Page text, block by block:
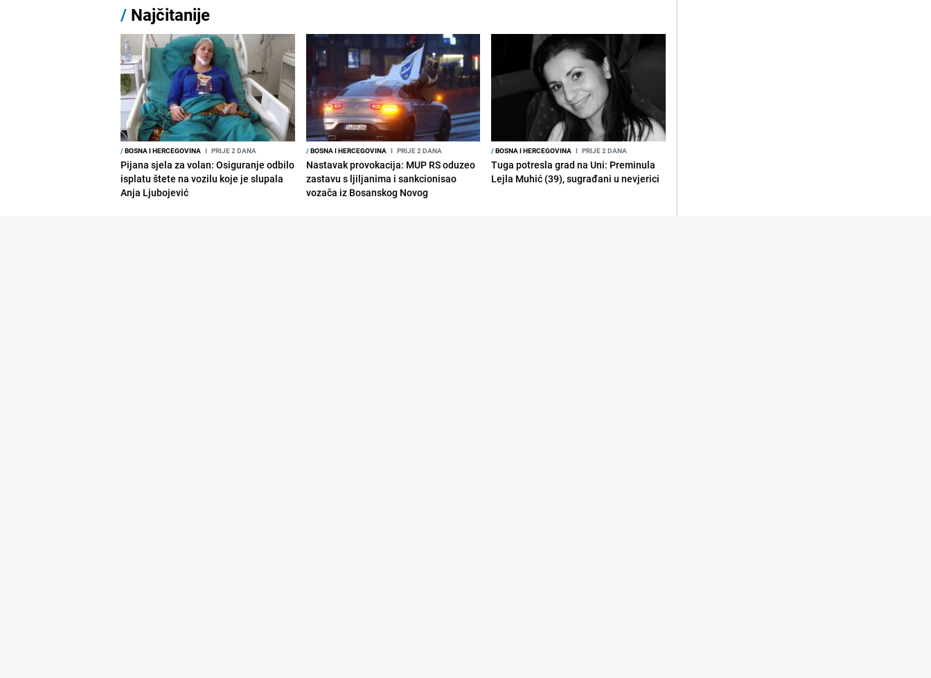
/ Najčitanije
/BOSNA I HERCEGOVINA I PRIJE 2 DANA
Pijana sjela za volan: Osiguranje odbilo
isplatu štete na vozilu koje je slupala
Anja Ljubojević
/BOSNA I HERCEGOVINA I PRIJE 2 DANA
Nastavak provokacija: MUP RS oduzeo
zastavu s ljiljanima i sankcionisao
vozača iz Bosanskog Novog
/BOSNA I HERCEGOVINA I PRIJE 2 DANA
Tuga potresla grad na Uni: Preminula
Lejla Muhić (39), sugrađani u nevjerici